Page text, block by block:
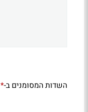
השדות המסומנים ב-*